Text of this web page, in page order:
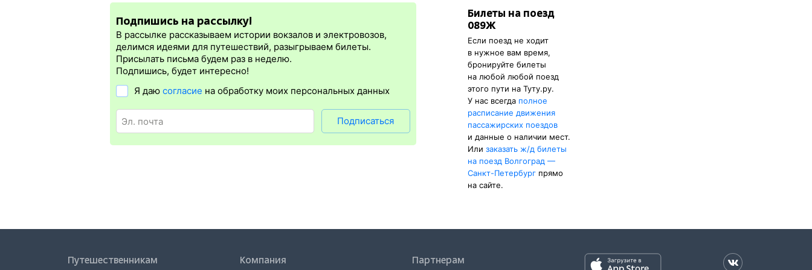
электронная регистрация.
Электронная регистрацияпроизводится Электронная регистрация
— это опция,
которая упрощает жизнь пассажиру. Её преимущество в том, что не требуется ехать на вокзал и получать ж/д
билет на бланке.Электронная регистрациядоступна почти для всех заказов,
исключение составляют поезда
железных дорог СНГ. Для посадки в поезд понадобится оригинал удостоверения личности, указанный
в электронном жд билете. А в случае отсутствия электронной регистрации еще и распечатка посадочного купона.
Подпишись на рассылку!
В рассылке рассказываем истории вокзалов и электровозов,
делимся идеями для путешествий, разыгрываем билеты.
Присылать письма будем раз в неделю.
Подпишись, будет интересно!
Я даю согласие на обработку моих персональных данных
Подписаться
Билеты на поезд
089Ж
Если поезд не ходит
в нужное вам время,
бронируйте билеты
на любой любой поезд
этого пути на Туту.ру.
У нас всегда полное
расписание движения
пассажирских поездов
и данные о наличии мест.
Илизаказатьж/д билеты
на поезд Волгоград —
Санкт-Петербург прямо
на сайте.
Путешественникам Компания Партнерам